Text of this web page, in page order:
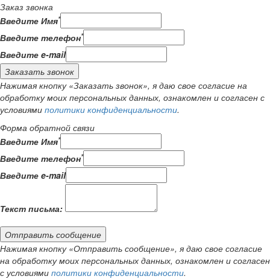
Заказ звонка
Введите Имя*
Введите телефон*
Введите e-mail
Заказать звонок
Нажимая кнопку «Заказать звонок», я даю свое согласие на
обработку моих персональных данных, ознакомлен и согласен с
условиями политики конфиденциальности.
Форма обратной связи
Введите Имя*
Введите телефон*
Введите e-mail
Текст письма:
Отправить сообщение
Нажимая кнопку «Отправить сообщение», я даю свое согласие
на обработку моих персональных данных, ознакомлен и согласен
с условиями политики конфиденциальности.